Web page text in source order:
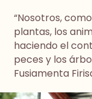
“Nosotros,
plantas, los
haciendo el
peces y los
Fusiamenta